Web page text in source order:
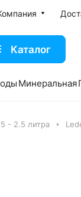
Каталог
Минеральная
- 2.5 литра